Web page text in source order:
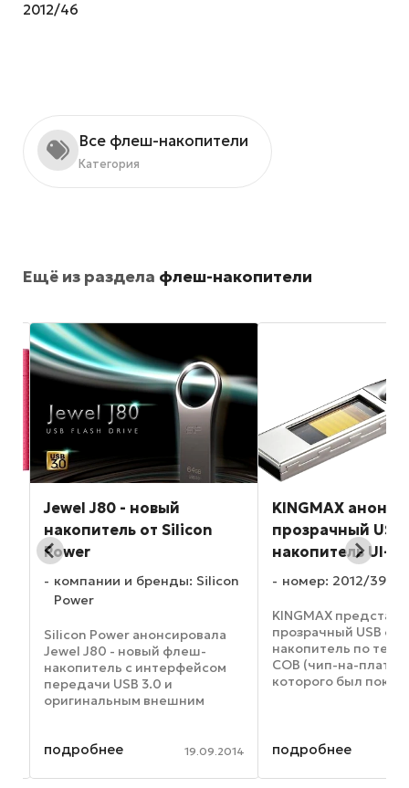
2012/46
Все флеш-накопители
Категория
Ещё из раздела флеш-накопители
Jewel J80 - новый
накопитель от Silicon
Power
компании и бренды: Silicon
Power
Silicon Power анонсировала
Jewel J80 - новый флеш-
накопитель с интерфейсом
передачи USB 3.0 и
оригинальным внешним
исполнением и простыми,
металлического корпуса и
подробнее 19.09.2014
KINGMAX
прозрачный
накопитель UI-05
номер: 2012/39
KINGMAX
прозрачный USB
накопитель по
COB (чип-на-
которого был
прозрачным
водонепроницаем
подробнее